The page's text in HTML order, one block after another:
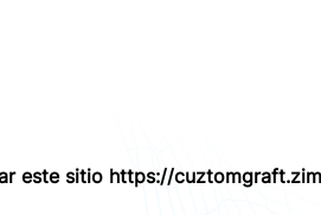
este sitio https://